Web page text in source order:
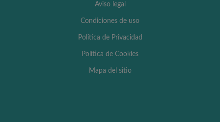
Aviso legal
Condiciones de uso
Política de Privacidad
Política de Cookies
Mapa del sitio